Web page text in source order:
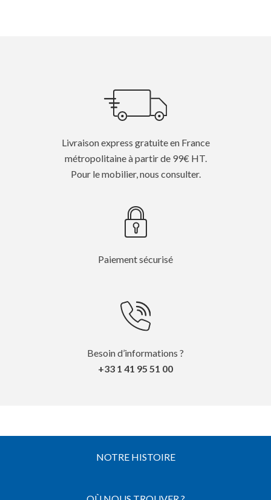
Livraison express gratuite en France
métropolitaine à partir de 99€ HT.
Pour le mobilier, nous consulter.
Paiement sécurisé
Besoin d’informations ?
+33 1 41 95 51 00
NOTRE HISTOIRE